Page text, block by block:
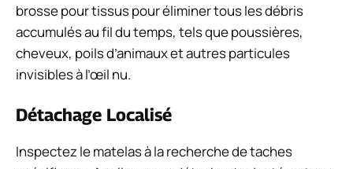
brosse pour tissus pour éliminer tous les débris
accumulés au fil du temps, tels que poussières,
cheveux, poils d’animaux et autres particules
invisibles à l’œil nu.
Détachage Localisé
Inspectez le matelas à la recherche de taches